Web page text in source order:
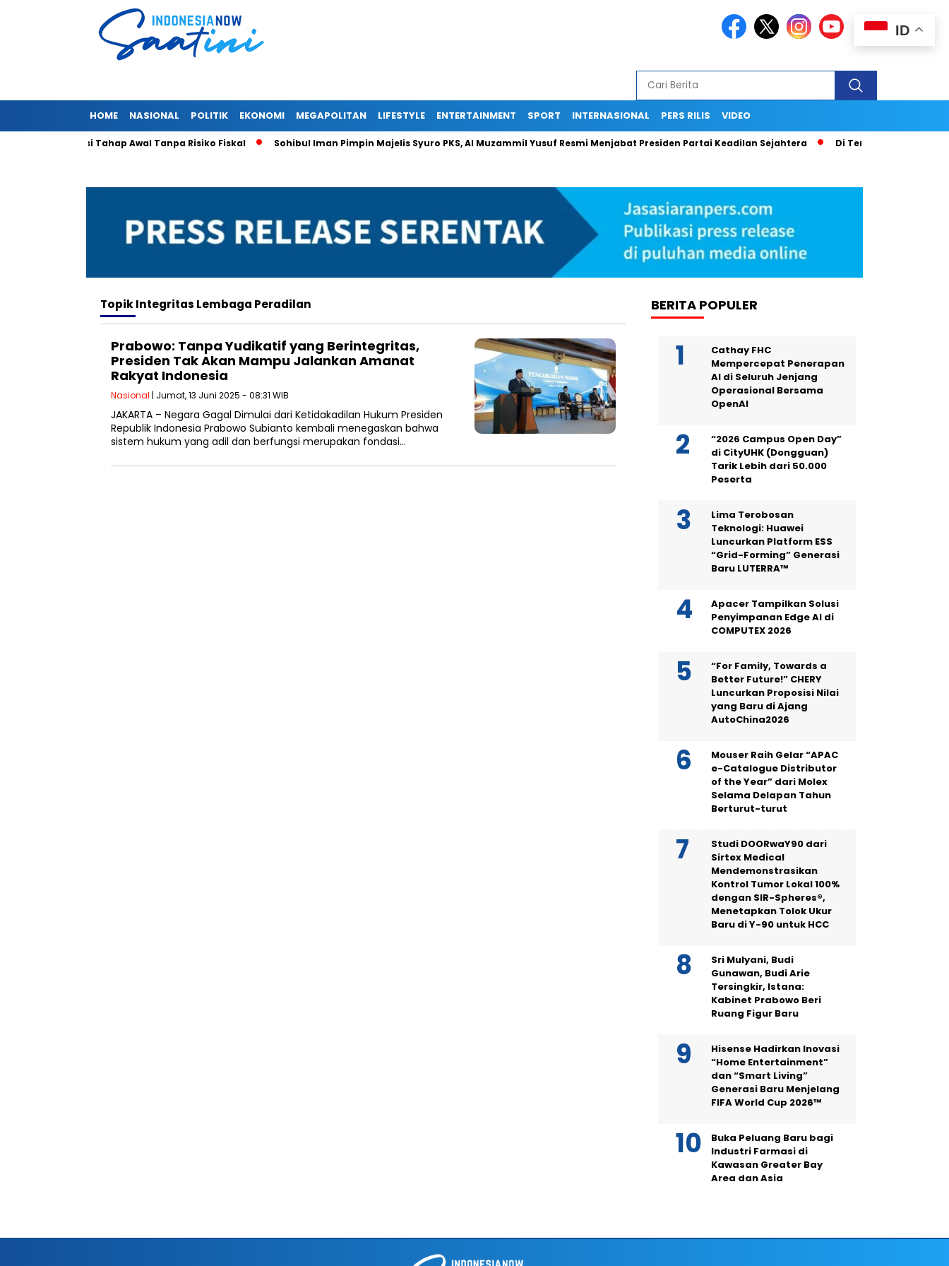
HOME NASIONAL POLITIK EKONOMI MEGAPOLITAN LIFESTYLE ENTERTAINMENT SPORT INTERNASIONAL PERS RILIS VIDEO
Deregulasi Tahap Awal Tanpa Risiko Fiskal Sohibul Iman Pimpin Majelis Syuro PKS, Al Muzammil Yusuf Resmi Menjabat Presiden Partai Keadilan Sejahtera Di Tengah Pusaran Hoaks
TopikIntegritas Lembaga Peradilan
Prabowo: Tanpa Yudikatif yang Berintegritas,
Presiden Tak Akan Mampu Jalankan Amanat
Rakyat Indonesia
Nasional | Jumat, 13 Juni 2025 - 08:31 WIB
JAKARTA – Negara Gagal Dimulai dari Ketidakadilan Hukum Presiden
Republik Indonesia Prabowo Subianto kembali menegaskan bahwa
sistem hukum yang adil dan berfungsi merupakan fondasi…
BERITA POPULER
Cathay FHC
Mempercepat Penerapan
AI di Seluruh Jenjang
Operasional Bersama
OpenAI
“2026 Campus Open Day”
di CityUHK (Dongguan)
Tarik Lebih dari 50.000
Peserta
Lima Terobosan
Teknologi: Huawei
Luncurkan Platform ESS
“Grid-Forming” Generasi
Baru LUTERRA™
Apacer Tampilkan Solusi
Penyimpanan Edge AI di
COMPUTEX 2026
“For Family, Towards a
Better Future!” CHERY
Luncurkan Proposisi Nilai
yang Baru di Ajang
AutoChina2026
Mouser Raih Gelar “APAC
e-Catalogue Distributor
of the Year” dari Molex
Selama Delapan Tahun
Berturut-turut
Studi DOORwaY90 dari
Sirtex Medical
Mendemonstrasikan
Kontrol Tumor Lokal 100%
dengan SIR-Spheres®,
Menetapkan Tolok Ukur
Baru di Y-90 untuk HCC
Sri Mulyani, Budi
Gunawan, Budi Arie
Tersingkir, Istana:
Kabinet Prabowo Beri
Ruang Figur Baru
Hisense Hadirkan Inovasi
“Home Entertainment”
dan “Smart Living”
Generasi Baru Menjelang
FIFA World Cup 2026™
Buka Peluang Baru bagi
Industri Farmasi di
Kawasan Greater Bay
Area dan Asia
ID